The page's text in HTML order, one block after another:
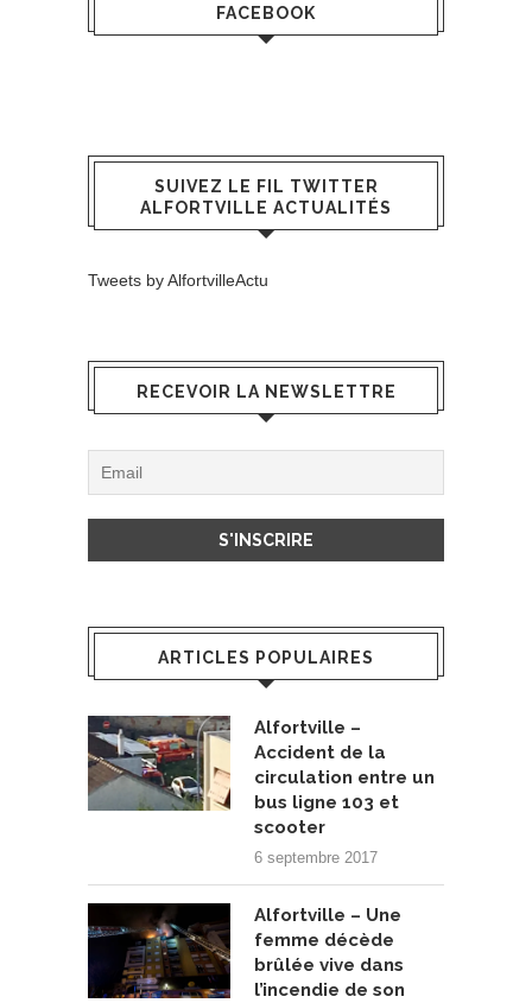
FACEBOOK
SUIVEZ LE FIL TWITTER
ALFORTVILLE ACTUALITÉS
Tweets by AlfortvilleActu
RECEVOIR LA NEWSLETTRE
ARTICLES POPULAIRES
Alfortville –
Accident de la
circulation entre un
bus ligne 103 et
scooter
6 septembre 2017
Alfortville – Une
femme décède
brûlée vive dans
l’incendie de son